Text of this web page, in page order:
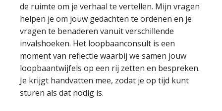
de ruimte om je verhaal te vertellen. Mijn vragen
helpen je om jouw gedachten te ordenen en je
vragen te benaderen vanuit verschillende
invalshoeken. Het loopbaanconsult is een
moment van reflectie waarbij we samen jouw
loopbaantwijfels op een rij zetten en bespreken.
Je krijgt handvatten mee, zodat je op tijd kunt
sturen als dat nodig is.